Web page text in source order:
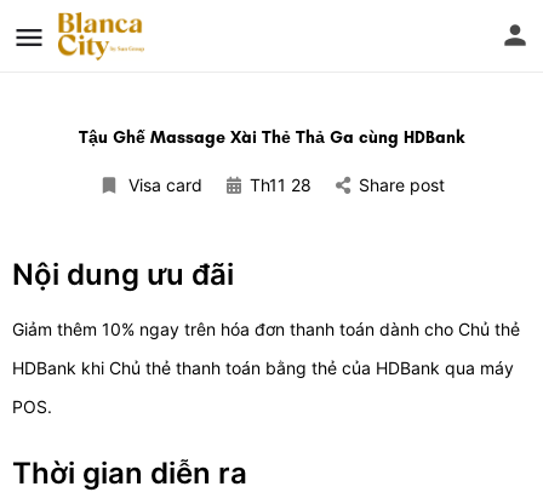
Tậu Ghế Massage Xài Thẻ Thả Ga cùng HDBank
Visa card Th11 28 Share post
Nội dung ưu đãi
Giảm thêm 10% ngay trên hóa đơn thanh toán dành cho Chủ thẻ
HDBank khi Chủ thẻ thanh toán bằng thẻ của HDBank qua máy
POS.
Thời gian diễn ra